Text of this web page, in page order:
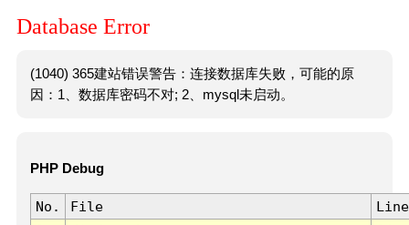
Database Error
(1040) 365建站错误警告：连接数据库失败，可能的原
因：1、数据库密码不对; 2、mysql未启动。
PHP Debug
No. File
Line